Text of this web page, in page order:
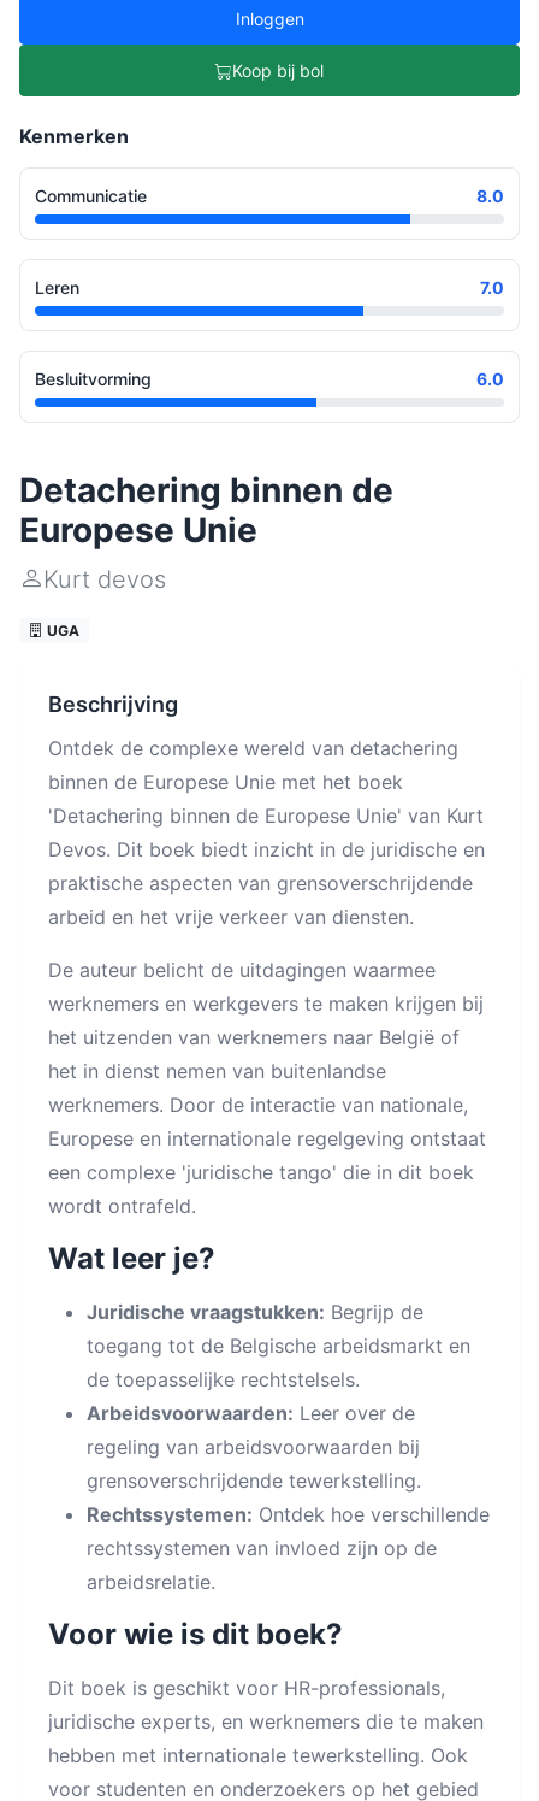
Inloggen
Koop bij bol
Kenmerken
Communicatie 8.0
Leren 7.0
Besluitvorming 6.0
Detachering binnen de
Europese Unie
Kurt devos
UGA
Beschrijving
Ontdek de complexe wereld van detachering
binnen de Europese Unie met het boek
'Detachering binnen de Europese Unie' van Kurt
Devos. Dit boek biedt inzicht in de juridische en
praktische aspecten van grensoverschrijdende
arbeid en het vrije verkeer van diensten.
De auteur belicht de uitdagingen waarmee
werknemers en werkgevers te maken krijgen bij
het uitzenden van werknemers naar België of
het in dienst nemen van buitenlandse
werknemers. Door de interactie van nationale,
Europese en internationale regelgeving ontstaat
een complexe 'juridische tango' die in dit boek
wordt ontrafeld.
Wat leer je?
Juridische vraagstukken: Begrijp de
toegang tot de Belgische arbeidsmarkt en
de toepasselijke rechtstelsels.
Arbeidsvoorwaarden: Leer over de
regeling van arbeidsvoorwaarden bij
grensoverschrijdende tewerkstelling.
Rechtssystemen: Ontdek hoe verschillende
rechtssystemen van invloed zijn op de
arbeidsrelatie.
Voor wie is dit boek?
Dit boek is geschikt voor HR-professionals,
juridische experts, en werknemers die te maken
hebben met internationale tewerkstelling. Ook
voor studenten en onderzoekers op het gebied